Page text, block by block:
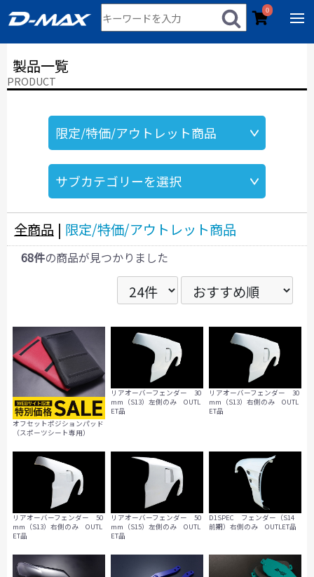
0
製品一覧
PRODUCT
全商品 | 限定/特価/アウトレット商品
68件の商品が見つかりました
オフセットポジションパッド
（スポーツシート専用）
リアオーバーフェンダー 30
mm（S13）左側のみ OUTL
ET品
リアオーバーフェンダー 30
mm（S13）右側のみ OUTL
ET品
リアオーバーフェンダー 50
mm（S13）右側のみ OUTL
ET品
リアオーバーフェンダー 50
mm（S15）左側のみ OUTL
ET品
D1SPEC フェンダー（S14
前期）右側のみ OUTLET品